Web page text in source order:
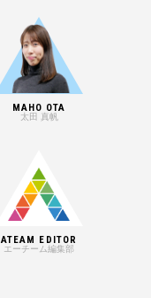
MAHO OTA
太田 真帆
ATEAM EDITOR
エーチーム編集部